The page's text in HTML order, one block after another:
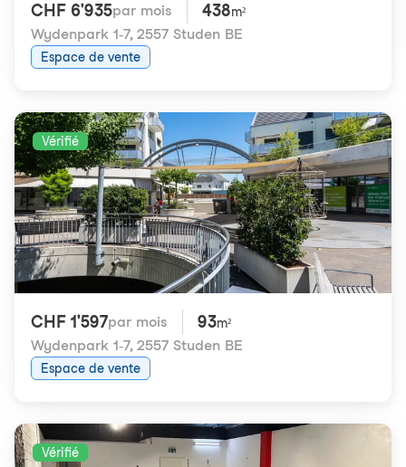
CHF 6'935par mois 438m²
Wydenpark 1-7, 2557 Studen BE
Espace de vente
Vérifié
CHF 1'597par mois 93m²
Wydenpark 1-7, 2557 Studen BE
Espace de vente
Vérifié